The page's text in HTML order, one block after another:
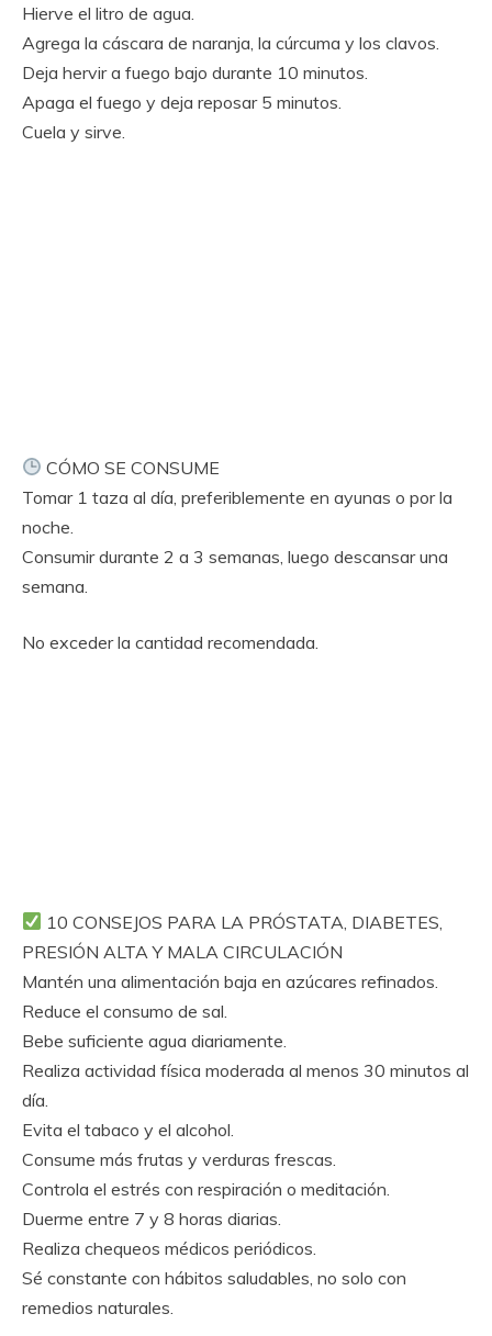
Hierve el litro de agua.
Agrega la cáscara de naranja, la cúrcuma y los clavos.
Deja hervir a fuego bajo durante 10 minutos.
Apaga el fuego y deja reposar 5 minutos.
Cuela y sirve.
CÓMO SE CONSUME
Tomar 1 taza al día, preferiblemente en ayunas o por la
noche.
Consumir durante 2 a 3 semanas, luego descansar una
semana.
No exceder la cantidad recomendada.
10 CONSEJOS PARA LA PRÓSTATA, DIABETES,
PRESIÓN ALTA Y MALA CIRCULACIÓN
Mantén una alimentación baja en azúcares refinados.
Reduce el consumo de sal.
Bebe suficiente agua diariamente.
Realiza actividad física moderada al menos 30 minutos al
día.
Evita el tabaco y el alcohol.
Consume más frutas y verduras frescas.
Controla el estrés con respiración o meditación.
Duerme entre 7 y 8 horas diarias.
Realiza chequeos médicos periódicos.
Sé constante con hábitos saludables, no solo con
remedios naturales.